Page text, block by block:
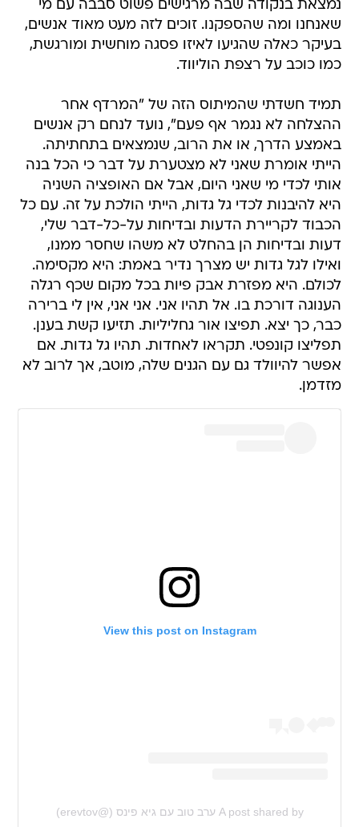
נמצאת בנקודה שבה מרגישים פשוט סבבה עם מי
שאנחנו ומה שהספקנו. זוכים לזה מעט מאוד אנשים,
בעיקר כאלה שהגיעו לאיזו פסגה מוחשית ומורגשת,
כמו כוכב על רצפת הוליווד.
תמיד חשדתי שהמיתוס הזה של "המרדף אחר
ההצלחה לא נגמר אף פעם", נועד לנחם רק אנשים
באמצע הדרך, או את הרוב, שנמצאים בתחתיתה.
הייתי אומרת שאני לא מצטערת על דבר כי הכל בנה
אותי לכדי מי שאני היום, אבל אם האופציה השניה
היא להיבנות לכדי גל גדות, הייתי הולכת על זה. עם כל
הכבוד לקריירת הדעות ובדיחות על-כל-דבר שלי,
דעות ובדיחות הן בהחלט לא משהו שחסר ממנו,
ואילו לגל גדות יש מצרך נדיר באמת: היא מקסימה.
לכולם. היא מפזרת אבק פיות בכל מקום שכף רגלה
הענוגה דורכת בו. אל תהיו אני. אני אני, אין לי ברירה
כבר, כך יצא. תפיצו אור גחליליות. תזיעו קשת בענן.
תפליצו קונפטי. תקראו לאחדות. תהיו גל גדות. אם
אפשר להיוולד גם עם הגנים שלה, מוטב, אך לרוב לא
מזדמן.
View this post on Instagram
A post shared by ערב טוב עם גיא פינס (@erevtov)